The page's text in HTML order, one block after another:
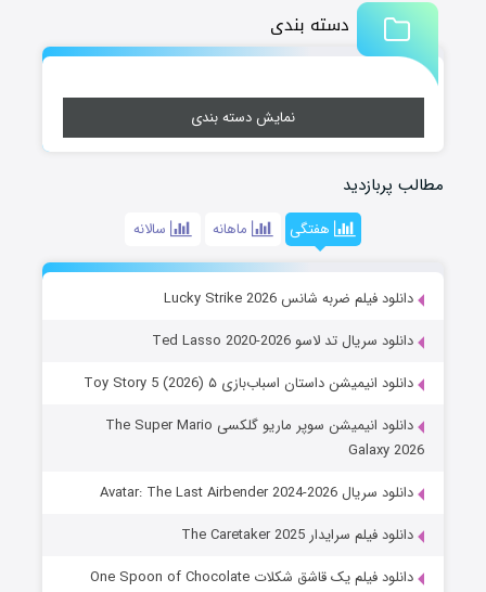
دسته بندی
نمایش دسته بندی
مطالب پربازدید
هفتگی ماهانه سالانه
دانلود فیلم ضربه شانس Lucky Strike 2026
دانلود سریال تد لاسو Ted Lasso 2020-2026
دانلود انیمیشن داستان اسباب‌بازی ۵ Toy Story 5 (2026)
دانلود انیمیشن سوپر ماریو گلکسی The Super Mario
Galaxy 2026
دانلود سریال Avatar: The Last Airbender 2024-2026
دانلود فیلم سرایدار The Caretaker 2025
دانلود فیلم یک قاشق شکلات One Spoon of Chocolate